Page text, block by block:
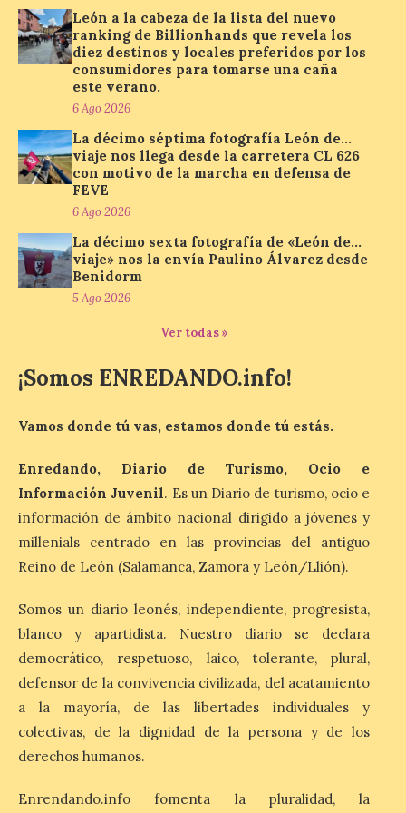
Paradores renueva su
compromiso con La Vuelta
como patrocinador oficial
7 Ago 2026
volverá a estar presente
en la zona de descanso
junto al control de firmas
y, como novedad, en el
Leaders Lounge, dos espacios exclusivos
para los ciclistas. El recorrido de La
Vuelta discurrirá junto a 17 […]
Última llamada: Eclipse
total del 12 de agosto.
precio
León es la provincia más
económica (116€/noche),
pero también una de las
de alojamientos libres.
provincias con menos margen: apenas un
1% de los alojamientos siguen libres para
esas […]
El eclipse genera un boom
de reservas hoteleras y
precios desorbitados,
según SiteMinder
7 Ago 2026
León a la cabeza de la lista del nuevo
ranking de Billionhands que revela los
diez destinos y locales preferidos por los
consumidores para tomarse una caña
este verano.
6 Ago 2026
La décimo séptima fotografía León de…
viaje nos llega desde la carretera CL 626
con motivo de la marcha en defensa de
FEVE
6 Ago 2026
La décimo sexta fotografía de «León de…
viaje» nos la envía Paulino Álvarez desde
Benidorm
5 Ago 2026
Ver todas »
¡Somos ENREDANDO.info!
Vamos donde tú vas, estamos donde tú estás.
Enredando, Diario de Turismo, Ocio e
Información Juvenil. Es un Diario de turismo, ocio e
información de ámbito nacional dirigido a jóvenes y
millenials centrado en las provincias del antiguo
Reino de León (Salamanca, Zamora y León/Llión).
Somos un diario leonés, independiente, progresista,
blanco y apartidista. Nuestro diario se declara
democrático, respetuoso, laico, tolerante, plural,
defensor de la convivencia civilizada, del acatamiento
a la mayoría, de las libertades individuales y
colectivas, de la dignidad de la persona y de los
derechos humanos.
Enrendando.info fomenta la pluralidad, la